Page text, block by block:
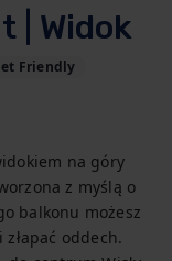
| Widok
Friendly
na góry
z myślą o
balkonu możesz
oddech.